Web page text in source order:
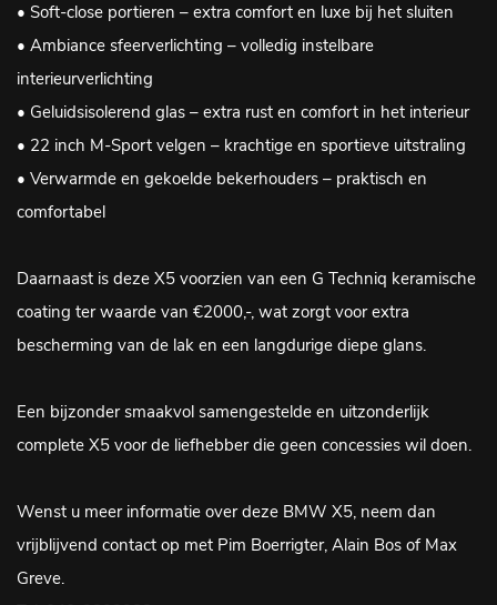
• Soft-close portieren – extra comfort en luxe bij het sluiten
• Ambiance sfeerverlichting – volledig instelbare
interieurverlichting
• Geluidsisolerend glas – extra rust en comfort in het interieur
• 22 inch M-Sport velgen – krachtige en sportieve uitstraling
• Verwarmde en gekoelde bekerhouders – praktisch en
comfortabel
Daarnaast is deze X5 voorzien van een G Techniq keramische
coating ter waarde van €2000,-, wat zorgt voor extra
bescherming van de lak en een langdurige diepe glans.
Een bijzonder smaakvol samengestelde en uitzonderlijk
complete X5 voor de liefhebber die geen concessies wil doen.
Wenst u meer informatie over deze BMW X5, neem dan
vrijblijvend contact op met Pim Boerrigter, Alain Bos of Max
Greve.